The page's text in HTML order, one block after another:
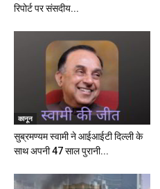
रिपोर्ट पर संसदीय...
कानून
सुब्रमण्यम स्वामी ने आईआईटी दिल्ली के
साथ अपनी 47 साल पुरानी...